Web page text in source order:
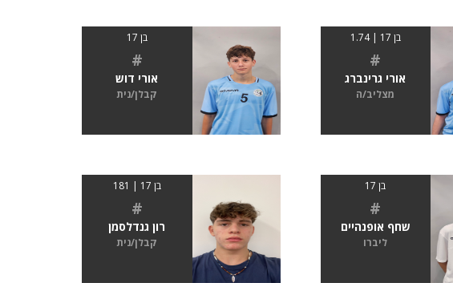
בן 17 | 1.74
#
אורי גרינברג
מצליב/ה
בן 17
#
אורי דוש
קבלן/נית
בן 17
#
שחף אופנהיים
ליברו
בן 17 | 181
#
רון גנדלסמן
קבלן/נית